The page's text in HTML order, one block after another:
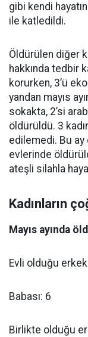
gibi kendi
ile katledildi.
Öldürülen diğer
hakkında tedbir
korurken, 3’ü
yandan mayıs
sokakta, 2’si
öldürüldü. 3
edilemedi. Bu ay
evlerinde
ateşli silahla
Kadınların
Mayıs ayında
Evli olduğu
Babası: 6
Birlikte olduğu